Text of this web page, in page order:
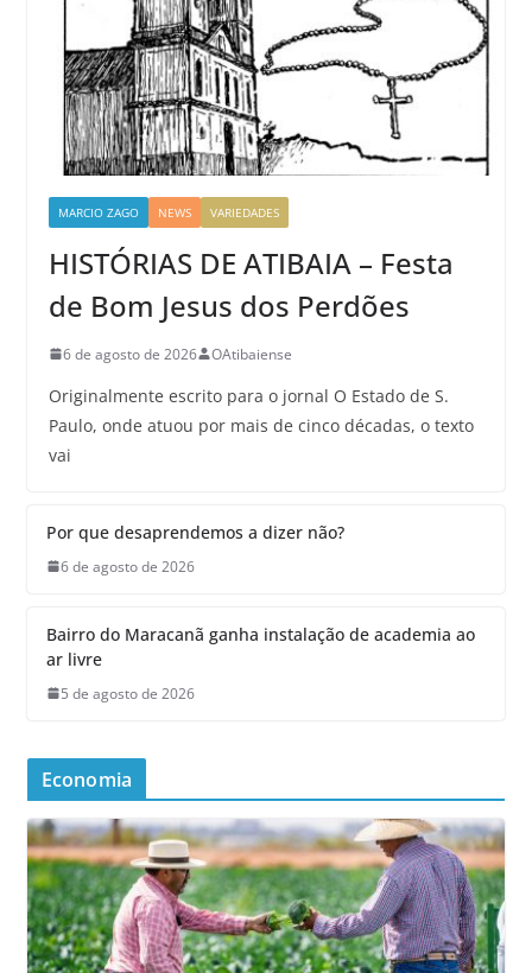
MARCIO ZAGO NEWS VARIEDADES
HISTÓRIAS DE ATIBAIA – Festa
de Bom Jesus dos Perdões
6 de agosto de 2026 OAtibaiense
Originalmente escrito para o jornal O Estado de S.
Paulo, onde atuou por mais de cinco décadas, o texto
vai
Por que desaprendemos a dizer não?
6 de agosto de 2026
Bairro do Maracanã ganha instalação de academia ao
ar livre
5 de agosto de 2026
Economia